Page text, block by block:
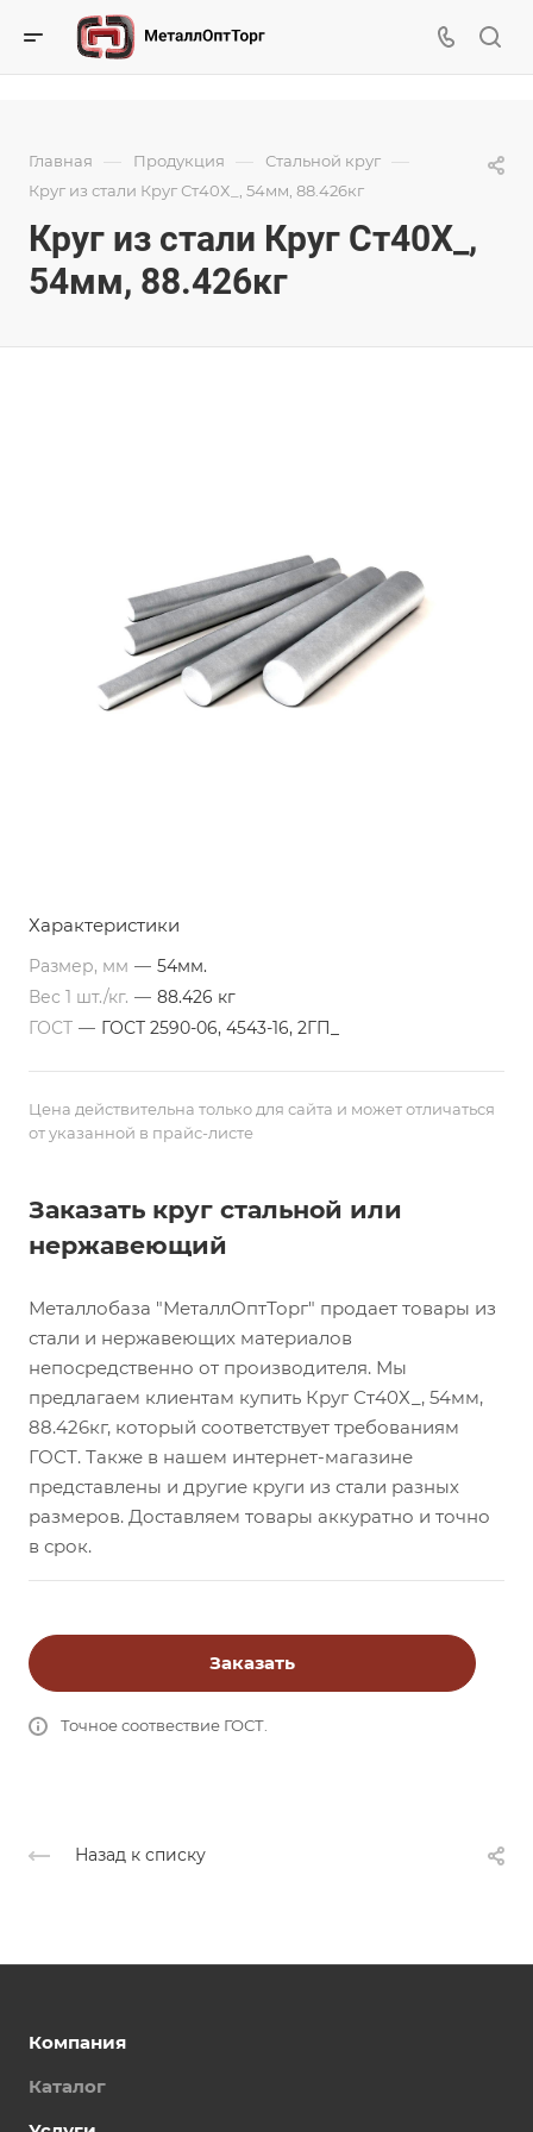
Главная — Продукция — Стальной круг —
Круг из стали Круг Ст40Х_, 54мм, 88.426кг
Круг из стали Круг Ст40Х_,
54мм, 88.426кг
Характеристики
Размер, мм — 54мм.
Вес 1 шт./кг. — 88.426 кг
ГОСТ — ГОСТ 2590-06, 4543-16, 2ГП_
Цена действительна только для сайта и может отличаться
от указанной в прайс-листе
Заказать круг стальной или
нержавеющий
Металлобаза "МеталлОптТорг" продает товары из
стали и нержавеющих материалов
непосредственно от производителя. Мы
предлагаем клиентам купить Круг Ст40Х_, 54мм,
88.426кг, который соответствует требованиям
ГОСТ. Также в нашем интернет-магазине
представлены и другие круги из стали разных
размеров. Доставляем товары аккуратно и точно
в срок.
Заказать
Точное соотвествие ГОСТ.
Назад к списку
Компания
Каталог